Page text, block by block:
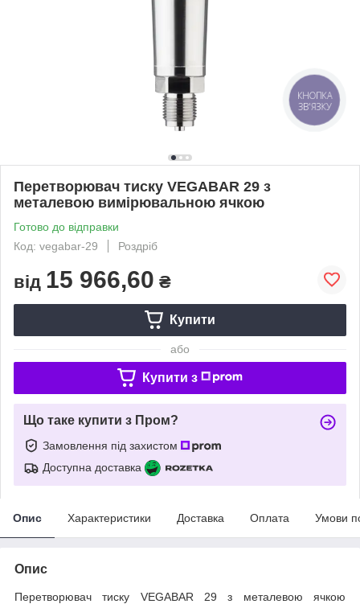
Перетворювач тиску VEGABAR 29 з
металевою вимірювальною ячкою
Готово до відправки
Код: vegabar-29
Роздріб
від 15 966,60 ₴
Купити
або
Купити з
Що таке купити з Пром?
Замовлення під захистом
Доступна доставка
Опис Характеристики Доставка Оплата Умови
Опис
Перетворювач тиску VEGABAR 29 з металевою ячкою
КНОПКА
ЗВ'ЯЗКУ